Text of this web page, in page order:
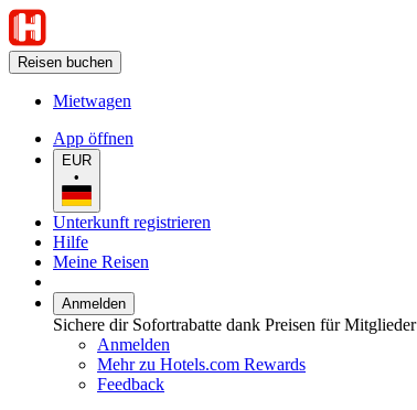
Reisen buchen
Mietwagen
App öffnen
EUR
•
Unterkunft registrieren
Hilfe
Meine Reisen
Anmelden
Sichere dir Sofortrabatte dank Preisen für Mitglieder
Anmelden
Mehr zu Hotels.com Rewards
Feedback